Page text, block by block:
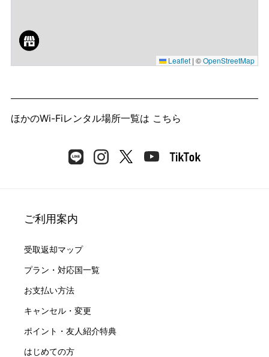
Leaflet | ©OpenStreetMap
ほかのWi-Fiレンタル場所一覧は こちら
ご利用案内
受取返却マップ
プラン・対応国一覧
お支払い方法
キャンセル・変更
ポイント・友人紹介特典
はじめての方